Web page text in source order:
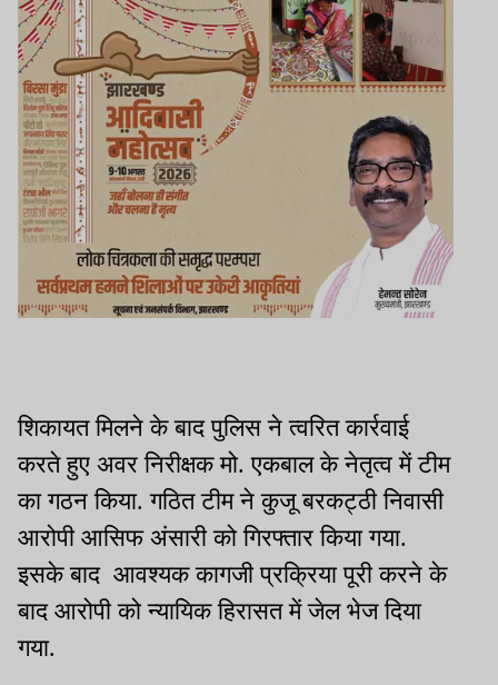
शिकायत मिलने के बाद पुलिस ने त्वरित कार्रवाई
करते हुए अवर निरीक्षक मो. एकबाल के नेतृत्व में टीम
का गठन किया. गठित टीम ने कुजू बरकट्ठी निवासी
आरोपी आसिफ अंसारी को गिरफ्तार किया गया.
इसके बाद आवश्यक कागजी प्रक्रिया पूरी करने के
बाद आरोपी को न्यायिक हिरासत में जेल भेज दिया
गया.